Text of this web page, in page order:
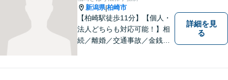
新潟県|柏崎市
【柏崎駅徒歩11分】【個人・
法人どちらも対応可能！】相
続／離婚／交通事故／金銭ト
詳細を見
る